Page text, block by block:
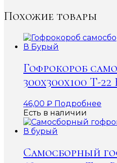
Похожие товары
Гофрокороб
300х300х100 Т-
46,00 ₽ Подробнее
Есть в наличии
Самосборный